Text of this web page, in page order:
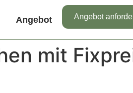
Angebot Angebot
mit